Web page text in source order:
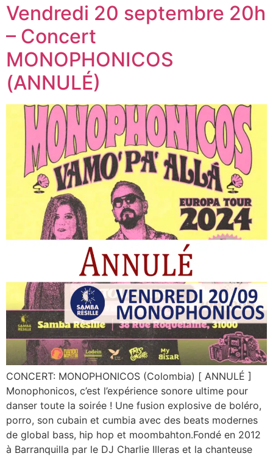
Vendredi 20 septembre 20h
– Concert
MONOPHONICOS
(ANNULÉ)
CONCERT: MONOPHONICOS (Colombia) [ ANNULÉ ]
Monophonicos, c’est l’expérience sonore ultime pour
danser toute la soirée ! Une fusion explosive de boléro,
porro, son cubain et cumbia avec des beats modernes
de global bass, hip hop et moombahton.Fondé en 2012
à Barranquilla par le DJ Charlie Illeras et la chanteuse